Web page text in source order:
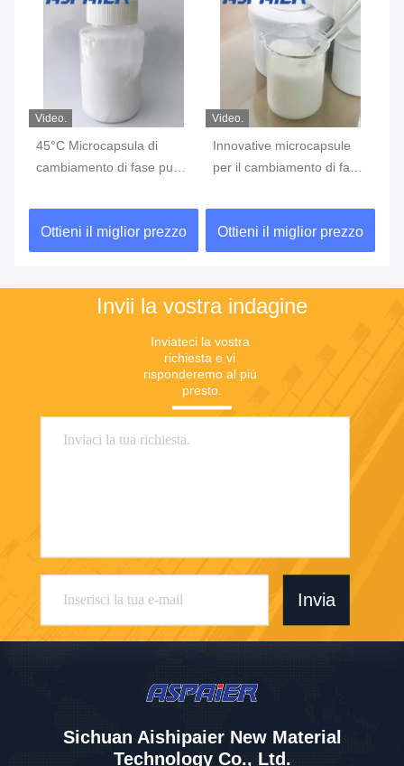
Video.
45°C Microcapsula di
cambiamento di fase può
dell'utilizzo dell'energia
solare e la stabilità
dell'approvvigionamento
Ottieni il miglior prezzo
Video.
Innovative microcapsule
per il cambiamento di fase
rivoluzionaria per
migliorare sostanzialmente
l'efficienza energetica degli
paesaggio architettonico
Ottieni il miglior prezzo
Invii la vostra indagine
Inviateci la vostra
richiesta e vi
risponderemo al più
presto.
Invia
Sichuan Aishipaier New Material
Technology Co., Ltd.